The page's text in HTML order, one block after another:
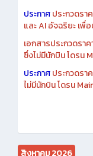
ประกาศประกวดร
และ AI อัจฉริยะ เพื่
เอกสารประกวดร
ซึ่งไม่มีนักบิน โดรน
ประกาศประกวดร
ไม่มีนักบิน โดรน
สิงหาคม 2026